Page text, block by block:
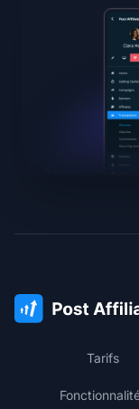
Tarifs